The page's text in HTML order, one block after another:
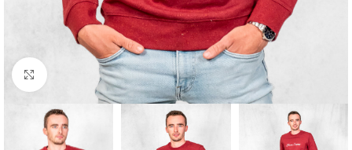
Cliquez pour agrandir